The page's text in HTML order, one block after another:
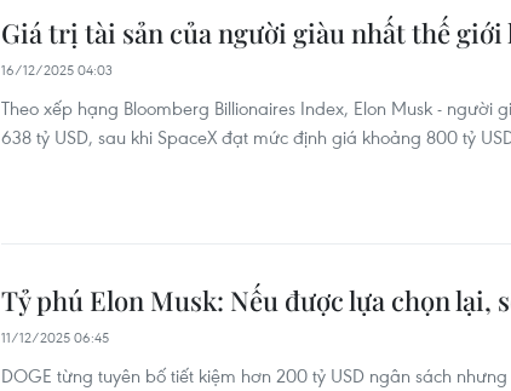
Giá trị tài sản của người giàu nhất thế
16/12/2025 04:03
Theo xếp hạng Bloomberg Billionaires Index, Elon Musk - người
638 tỷ USD, sau khi SpaceX đạt mức định giá khoảng 800 tỷ
Tỷ phú Elon Musk: Nếu được lựa chọn lại,
11/12/2025 06:45
DOGE từng tuyên bố tiết kiệm hơn 200 tỷ USD ngân sách